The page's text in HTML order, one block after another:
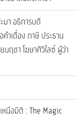
มา อธิการบดี
ำเดื่อง ภาษี ประธาน
ฤชา โฆษาศิวิไลซ์ ผู้ว่า
นือมิติ : The Magic